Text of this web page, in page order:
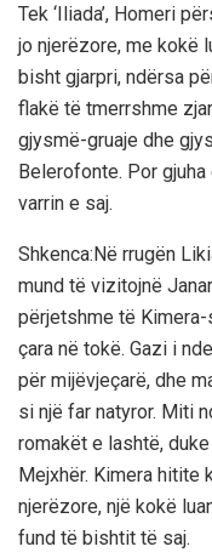
Tek ‘Iliada’, Homeri
jo njerëzore, me kokë
bisht gjarpri, ndërsa
flakë të tmerrshme
gjysmë-gruaje dhe
Belerofonte. Por
varrin e saj.
Shkenca:Në rrugën
mund të vizitojnë
përjetshme të Kimera-
çara në tokë. Gazi i
për mijëvjeçarë, dhe
si një far natyror. Miti
romakët e lashtë,
Mejxhër. Kimera hitite
njerëzore, një kokë
fund të bishtit të saj.